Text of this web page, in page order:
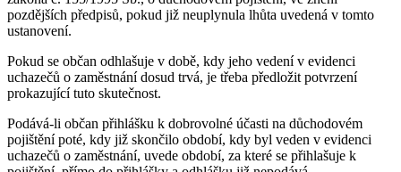
pozdějších předpisů, pokud již neuplynula lhůta uvedená v tomto
ustanovení.
Pokud se občan odhlašuje v době, kdy jeho vedení v evidenci
uchazečů o zaměstnání dosud trvá, je třeba předložit potvrzení
prokazující tuto skutečnost.
Podává-li občan přihlášku k dobrovolné účasti na důchodovém
pojištění poté, kdy již skončilo období, kdy byl veden v evidenci
uchazečů o zaměstnání, uvede období, za které se přihlašuje k